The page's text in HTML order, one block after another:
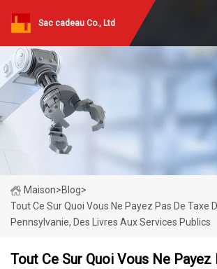
Sac cadeau Co., Ltd
Maison>Blog>
Tout Ce Sur Quoi Vous Ne Payez Pas De Taxe
Pennsylvanie, Des Livres Aux Services Publics
Tout Ce Sur Quoi Vous Ne Payez